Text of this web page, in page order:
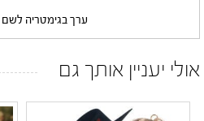
ערך בגימטריה לשם
אולי יעניין אותך גם